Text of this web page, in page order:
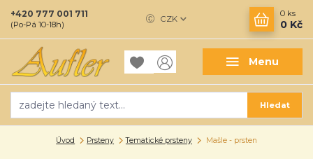
Menu
CZK
Hledat
+420 777 001 711
(Po-Pá 10-18h)
0 ks
0 Kč
Úvod Prsteny Tematické prsteny Mašle - prsten